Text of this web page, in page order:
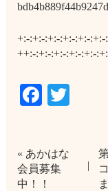
+:-:+:-:+:-:+:-:+:-
++:-:+:-:+:-:+:-:+:-
« あかはな
会員募集
中！！